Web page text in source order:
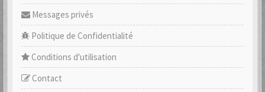
Messages privés
Politique de Confidentialité
Conditions d'utilisation
Contact